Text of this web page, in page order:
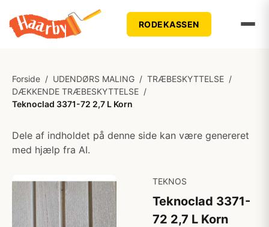
RODEKASSEN
Forside / UDENDØRS MALING / TRÆBESKYTTELSE /
DÆKKENDE TRÆBESKYTTELSE /
Teknoclad 3371-72 2,7 L Korn
Dele af indholdet på denne side kan være genereret
med hjælp fra AI.
TEKNOS
Teknoclad 3371-
72 2,7 L Korn